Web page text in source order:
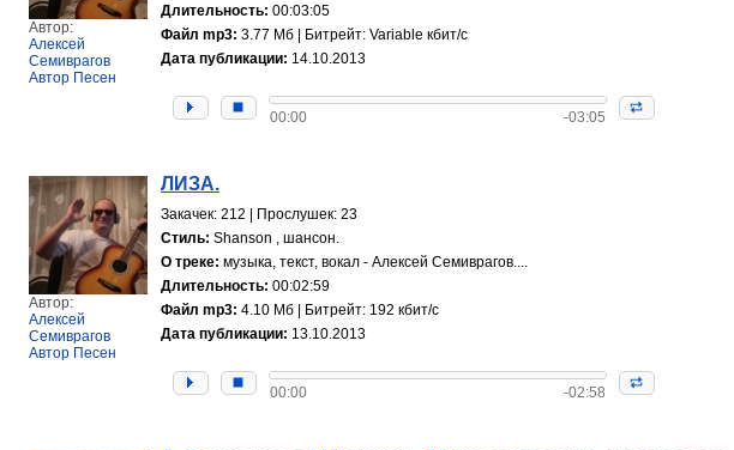
Автор:
Алексей
Семиврагов
Автор Песен
Длительность: 00:03:05
Файл mp3: 3.77 Мб | Битрейт: Variable кбит/с
Дата публикации: 14.10.2013
00:00 -03:05
Автор:
Алексей
Семиврагов
Автор Песен
ЛИЗА.
Закачек: 212 | Прослушек: 23
Стиль: Shanson , шансон.
О треке: музыка, текст, вокал - Алексей Семиврагов....
Длительность: 00:02:59
Файл mp3: 4.10 Мб | Битрейт: 192 кбит/с
Дата публикации: 13.10.2013
00:00 -02:58